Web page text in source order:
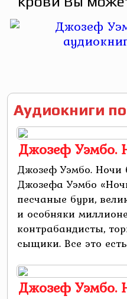
Аудиокниги
Джозеф Уэмбо.
Джозеф Уэмбо. Ночи
Джозефа Уэмбо
песчаные бури,
и особняки
контрабандисты,
сыщики. Все это
Джозеф Уэмбо.